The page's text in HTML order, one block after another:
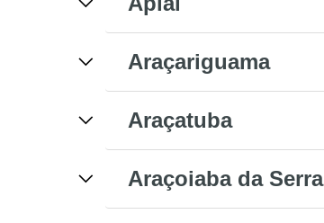
Araçariguama
Araçatuba
Araçoiaba da Serra